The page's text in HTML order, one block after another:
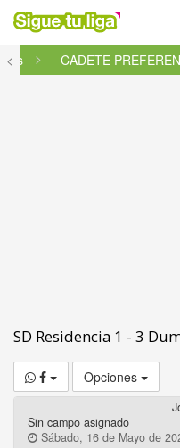
<
SD Residencia 1 - 3
Opciones
Sin campo asignado
Sábado, 16 de Mayo de